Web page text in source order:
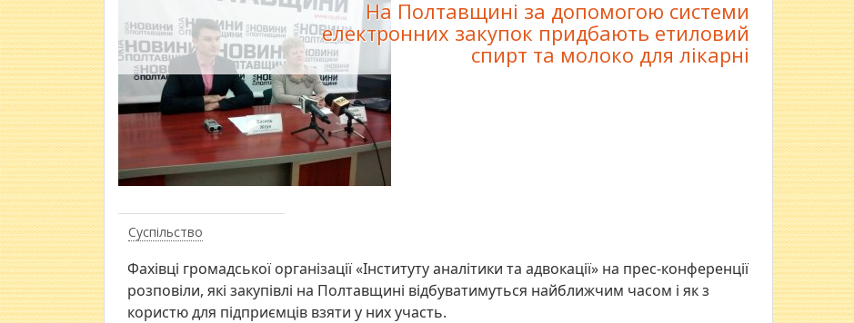
Суспільство
На Полтавщині за допомогою системи
електронних закупок придбають етиловий
спирт та молоко для лікарні
Фахівці громадської організації «Інституту аналітики та адвокації» на прес-конференції
розповіли, які закупівлі на Полтавщині відбуватимуться найближчим часом і як з
користю для підприємців взяти у них участь.